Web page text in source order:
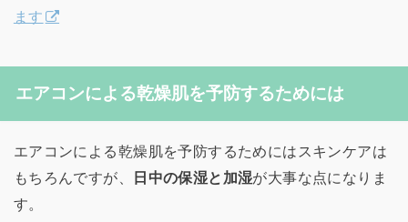
ます
エアコンによる乾燥肌を予防するためには
エアコンによる乾燥肌を予防するためにはスキンケアは
もちろんですが、
日中の保湿と加湿が大事な点になりま
す。